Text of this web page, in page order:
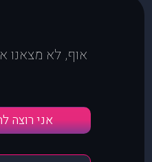
אוף, לא
אני רוצה